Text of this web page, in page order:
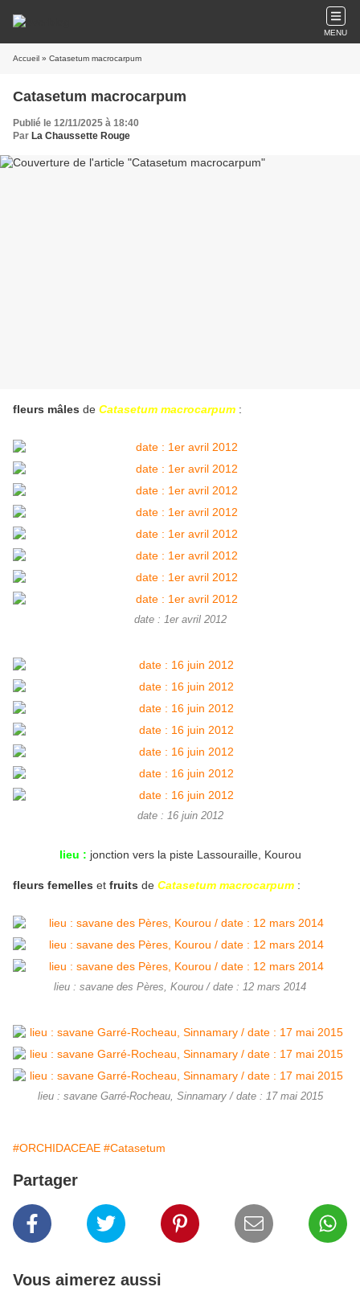
MENU
Accueil » Catasetum macrocarpum
Catasetum macrocarpum
Publié le 12/11/2025 à 18:40
Par La Chaussette Rouge
fleurs mâles de Catasetum macrocarpum :
date : 1er avril 2012
date : 16 juin 2012
lieu : jonction vers la piste Lassouraille, Kourou
fleurs femelles et fruits de Catasetum macrocarpum :
lieu : savane des Pères, Kourou / date : 12 mars 2014
lieu : savane Garré-Rocheau, Sinnamary / date : 17 mai 2015
#ORCHIDACEAE #Catasetum
Partager
Vous aimerez aussi